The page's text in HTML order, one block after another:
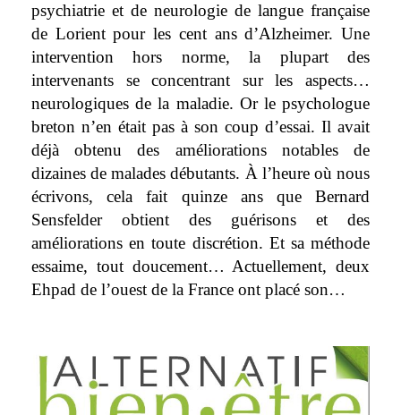
psychiatrie et de neurologie de langue française
de Lorient pour les cent ans d’Alzheimer. Une
intervention hors norme, la plupart des
intervenants se concentrant sur les aspects…
neurologiques de la maladie. Or le psychologue
breton n’en était pas à son coup d’essai. Il avait
déjà obtenu des améliorations notables de
dizaines de malades débutants. À l’heure où nous
écrivons, cela fait quinze ans que Bernard
Sensfelder obtient des guérisons et des
améliorations en toute discrétion. Et sa méthode
essaime, tout doucement… Actuellement, deux
Ehpad de l’ouest de la France ont placé son…